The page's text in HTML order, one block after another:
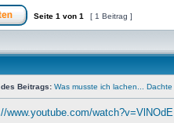
Seite 1 von 1 [ 1 Beitrag ]
Beitrags: Was musste ich lachen...
www.youtube.com/